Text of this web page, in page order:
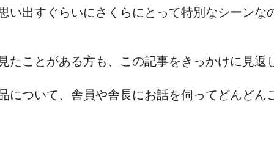
い出すぐらいにさくらにとって特別なシーンな
たことがある方も、この記事をきっかけに見返
について、舎員や舎長にお話を伺ってどんどん